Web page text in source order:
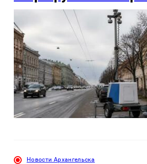
Новости Архангельска